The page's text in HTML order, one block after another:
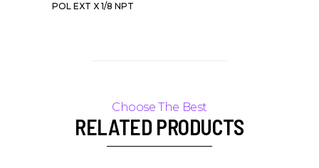
POL EXT X 1/8 NPT
RELATED PRODUCTS